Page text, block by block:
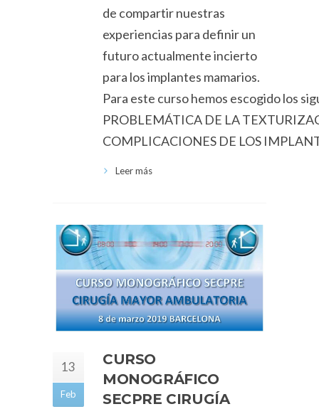
de compartir nuestras
experiencias para definir un
futuro actualmente incierto
para los implantes mamarios.
Para este curso hemos escogido los
PROBLEMÁTICA DE LA
COMPLICACIONES DE LOS
Leer más
13
Feb
CURSO
MONOGRÁFICO
SECPRE CIRUGÍA